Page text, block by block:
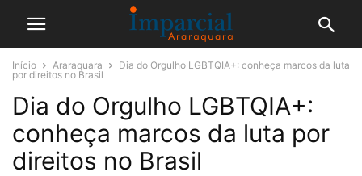
Início Araraquara
Dia do Orgulho LGBTQIA+: conheça marcos da luta
por direitos no Brasil
Dia do Orgulho LGBTQIA+:
conheça marcos da luta por
direitos no Brasil